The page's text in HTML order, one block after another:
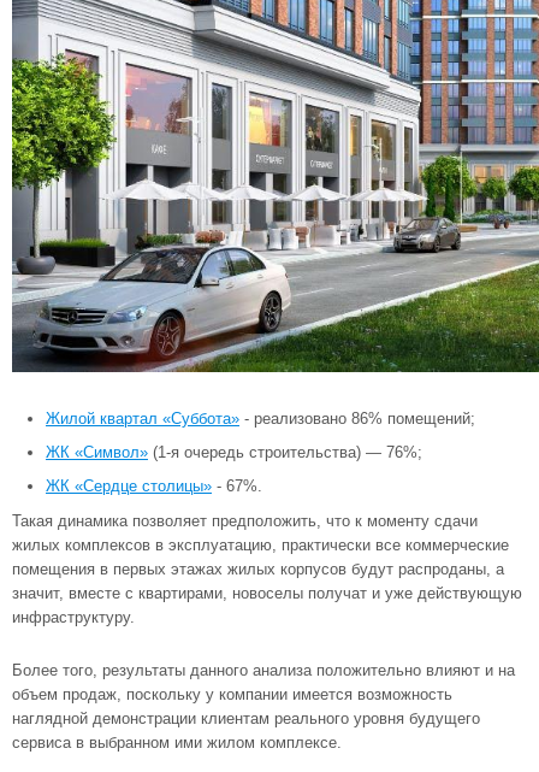
Жилой квартал «Суббота» - реализовано 86% помещений;
ЖК «Символ» (1-я очередь строительства) — 76%;
ЖК «Сердце столицы» - 67%.
Такая динамика позволяет предположить, что к моменту сдачи
жилых комплексов в эксплуатацию, практически все коммерческие
помещения в первых этажах жилых корпусов будут распроданы, а
значит, вместе с квартирами, новоселы получат и уже действующую
инфраструктуру.
Более того, результаты данного анализа положительно влияют и на
объем продаж, поскольку у компании имеется возможность
наглядной демонстрации клиентам реального уровня будущего
сервиса в выбранном ими жилом комплексе.